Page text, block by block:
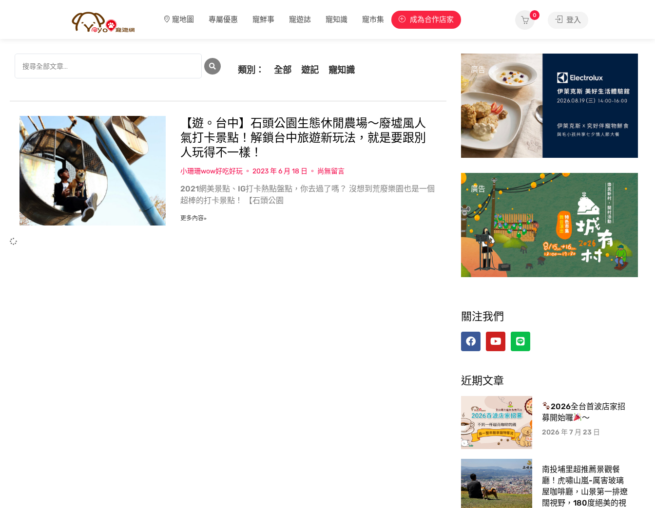
寵地圖 專屬優惠 寵鮮事 寵遊誌 寵知識 寵市集 成為合作店家 0
登入
類別： 全部 遊記 寵知識
【遊。台中】石頭公園生態休閒農場〜廢墟風人
氣打卡景點！解鎖台中旅遊新玩法，就是要跟別
人玩得不一樣！
小珊珊wow好吃好玩 2023 年 6 月 18 日 尚無留言
2021網美景點、IG打卡熱點盤點，你去過了嗎？ 沒想到荒廢樂園也是一個
超棒的打卡景點！ 【石頭公園
更多內容»
廣告
廣告
關注我們
近期文章
2026全台首波店家招
募開始囉
～
2026 年 7 月 23 日
南投埔里超推薦景觀餐
廳！虎嘯山嵐-厲害玻璃
屋咖啡廳，山景第一排遼
闊視野，180度絕美的視